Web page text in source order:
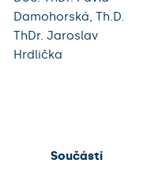
Damohorská, Th.D.
ThDr. Jaroslav
Hrdlička
Součásti